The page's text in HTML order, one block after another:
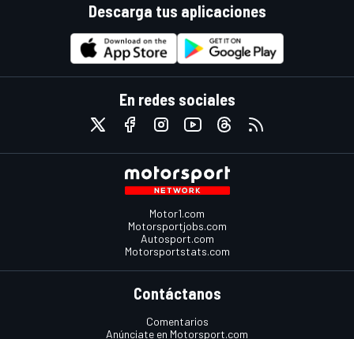
Descarga tus aplicaciones
En redes sociales
Motor1.com
Motorsportjobs.com
Autosport.com
Motorsportstats.com
Contáctanos
Comentarios
Anúnciate en Motorsport.com